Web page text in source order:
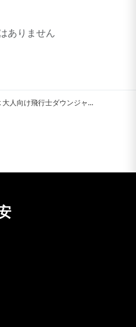
ありません
人向け飛行士ダウンジャ...